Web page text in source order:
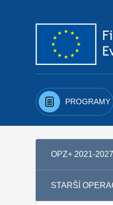
PROGRAMY
OPZ+ 2021-2027
STARŠÍ